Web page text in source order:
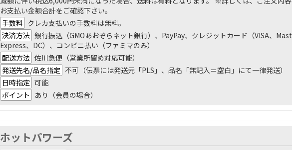
お支払い金額合計をご確認下さい。
手数料 クレカ支払いの手数料は無料。
決済方法 銀行振込（GMOあおぞらネット銀行）、PayPay、クレジットカード（VISA、
Express、DC）、コンビニ払い（ファミマのみ）
配送方法 佐川急便（営業所留め対応可能）
発送先名/品名指定 不可（伝票には発送元「PLS」、品名「無記入＝空白」にて一律発送）
日時指定 可能
ポイント
あり（会員の場合）
ホットパワーズ